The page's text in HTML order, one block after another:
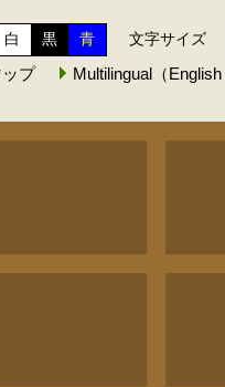
白 黒 青 文字サイズ
プ Multilingual（English